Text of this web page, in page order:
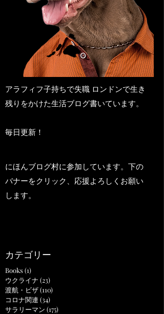
アラフィフ子持ちで失職 ロンドンで生き
残りをかけた生活ブログ書いています。
毎日更新！
にほんブログ村に参加しています。下の
バナーをクリック、応援よろしくお願い
します。
カテゴリー
Books(1)
ウクライナ (23)
渡航・ビザ(110)
コロナ関連 (34)
サラリーマン (175)